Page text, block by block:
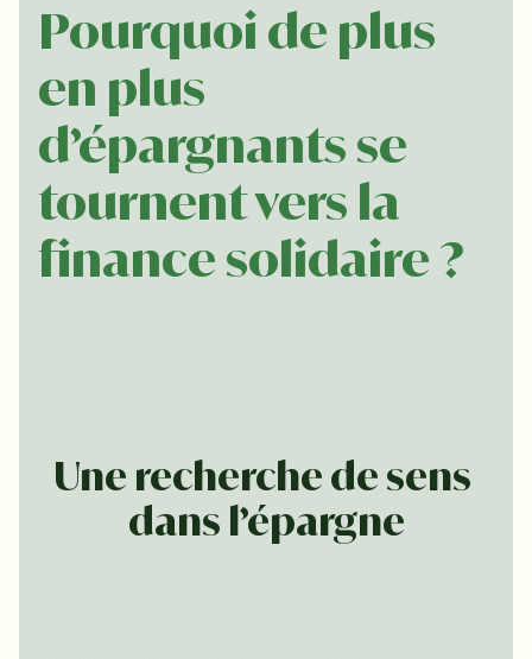
Pourquoi de plus
en plus
d’épargnants se
tournent vers la
finance solidaire ?
Une recherche de sens
dans l’épargne